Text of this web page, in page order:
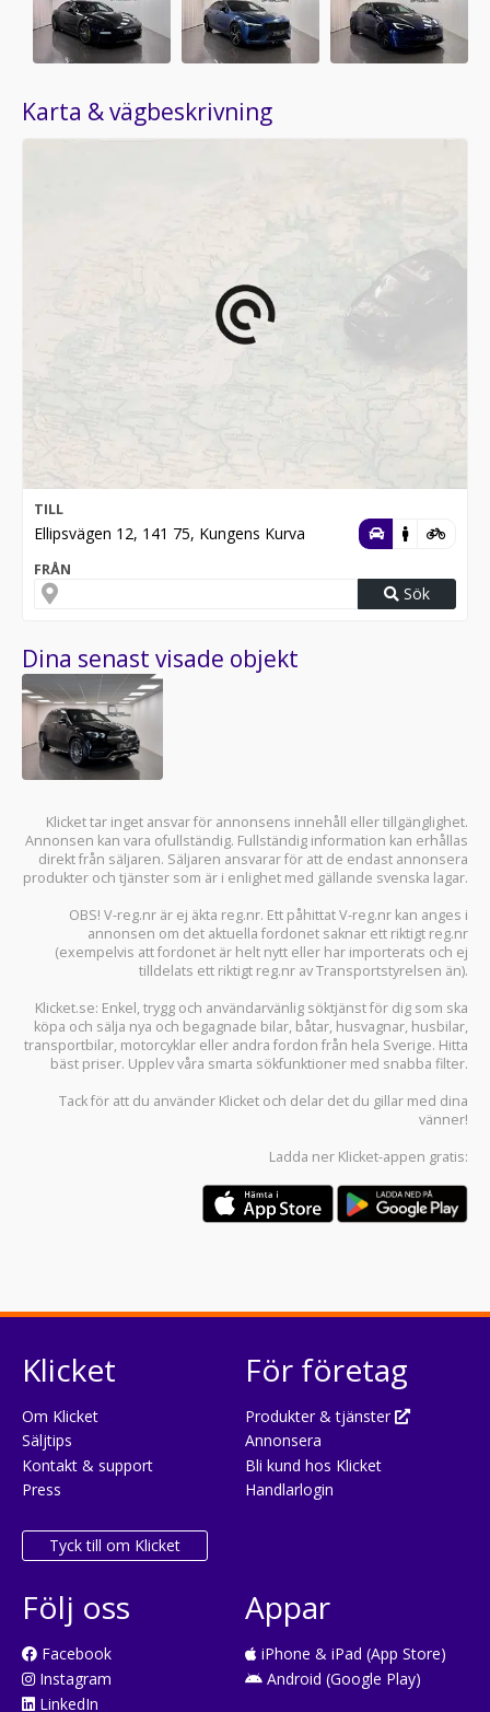
Karta & vägbeskrivning
TILL
Ellipsvägen 12, 141 75, Kungens Kurva
FRÅN
Sök
Dina senast visade objekt
Klicket tar inget ansvar för annonsens innehåll eller tillgänglighet.
Annonsen kan vara ofullständig. Fullständig information kan erhållas
direkt från säljaren. Säljaren ansvarar för att de endast annonsera
produkter och tjänster som är i enlighet med gällande svenska lagar.
OBS! V-reg.nr är ej äkta reg.nr. Ett påhittat V-reg.nr kan anges i
annonsen om det aktuella fordonet saknar ett riktigt reg.nr
(exempelvis att fordonet är helt nytt eller har importerats och ej
tilldelats ett riktigt reg.nr av Transportstyrelsen än).
Klicket.se: Enkel, trygg och användarvänlig söktjänst för dig som ska
köpa och sälja nya och begagnade bilar, båtar, husvagnar, husbilar,
transportbilar, motorcyklar eller andra fordon från hela Sverige. Hitta
bäst priser. Upplev våra smarta sökfunktioner med snabba filter.
Tack för att du använder Klicket och delar det du gillar med dina
vänner!
Ladda ner Klicket-appen gratis:
Klicket
Om Klicket
Säljtips
Kontakt & support
Press
Tyck till om Klicket
För företag
Produkter & tjänster
Annonsera
Bli kund hos Klicket
Handlarlogin
Följ oss
Facebook
Instagram
LinkedIn
Appar
iPhone & iPad (App Store)
Android (Google Play)